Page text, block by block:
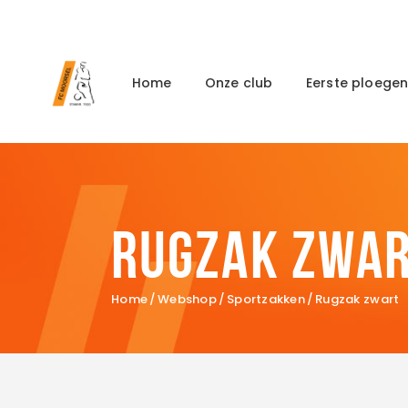
Home Onze club Eerste ploegen
Rugzak
Home Webshop Sportzakken Rugzak zwart